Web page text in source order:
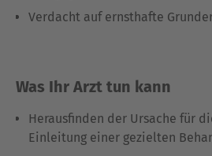
Verdacht auf ernsthafte
Was Ihr Arzt tun kann
Herausfinden der Ursache für
Einleitung einer gezielten